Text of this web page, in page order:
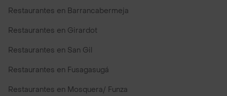
Restaurantes en Barrancabermeja
Restaurantes en Girardot
Restaurantes en San Gil
Restaurantes en Fusagasugá
Restaurantes en Mosquera/ Funza